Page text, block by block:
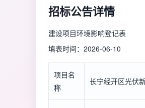
招标公告详情
建设项目环境影响登记表
填表时间：2026-06-10
项目名
称
长宁经开区光伏